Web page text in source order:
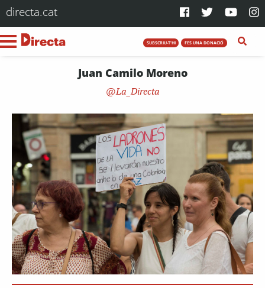
directa.cat
SUBSCRIU-T'HI FES UNA DONACIÓ
Juan Camilo Moreno
La_Directa